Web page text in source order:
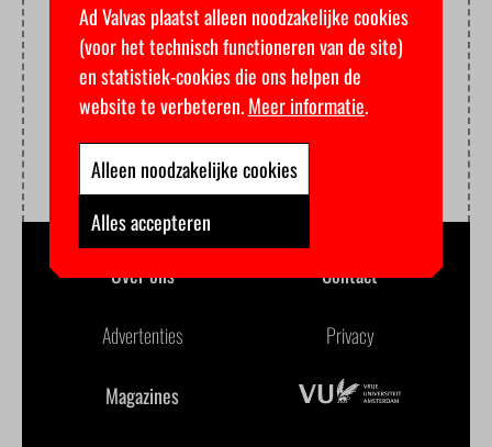
Over ons Contact
Advertenties Privacy
Magazines
Ad Valvas plaatst alleen noodzakelijke cookies
(voor het technisch functioneren van de site)
en statistiek-cookies die ons helpen de
website te verbeteren.Meer informatie.
Alleen noodzakelijke cookies
Alles accepteren